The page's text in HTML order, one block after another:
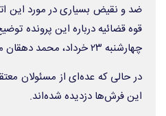
قوه قضائیه درباره این پرونده
چهارشنبه ۲۳ خرداد، محمد دهقان معاون حقوقی دولت گفت:«هنوز هیچ فرشی پیدا نشده است.»
در حالی که عده‌ای از مسئولان
این فرش‌ها دزدیده شده‌اند.